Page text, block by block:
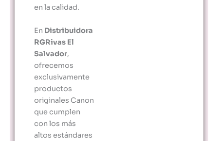
en la calidad.
En Distribuidora
RGRivas El
Salvador,
ofrecemos
exclusivamente
productos
originales Canon
que cumplen
con los más
altos estándares